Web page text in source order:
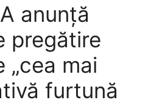
anunță
pregătire
„cea mai
furtună